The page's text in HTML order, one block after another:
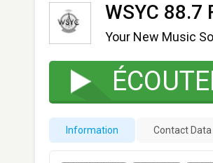
WSYC 88.7
Your New Music
Information Contact Data